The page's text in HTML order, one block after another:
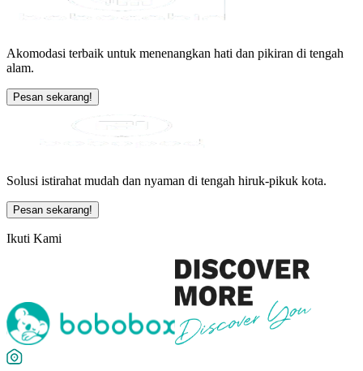
Akomodasi terbaik untuk menenangkan hati dan pikiran di tengah
alam.
Pesan sekarang!
Solusi istirahat mudah dan nyaman di tengah hiruk-pikuk kota.
Pesan sekarang!
Ikuti Kami